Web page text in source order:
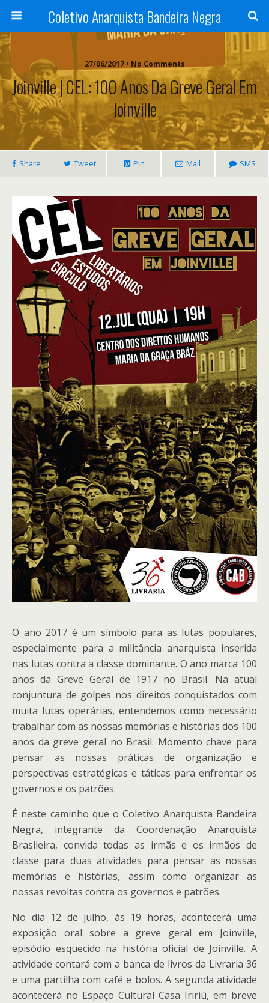
Coletivo Anarquista Bandeira Negra
27/06/2017 • No Comments
Joinville | CEL: 100 Anos Da Greve Geral Em
Joinville
Share Tweet Pin Mail SMS
O ano 2017 é um símbolo para as lutas populares,
especialmente para a militância anarquista inserida
nas lutas contra a classe dominante. O ano marca 100
anos da Greve Geral de 1917 no Brasil. Na atual
conjuntura de golpes nos direitos conquistados com
muita lutas operárias, entendemos como necessário
trabalhar com as nossas memórias e histórias dos 100
anos da greve geral no Brasil. Momento chave para
pensar as nossas práticas de organização e
perspectivas estratégicas e táticas para enfrentar os
governos e os patrões.
É neste caminho que o Coletivo Anarquista Bandeira
Negra, integrante da Coordenação Anarquista
Brasileira, convida todas as irmãs e os irmãos de
classe para duas atividades para pensar as nossas
memórias e histórias, assim como organizar as
nossas revoltas contra os governos e patrões.
No dia 12 de julho, às 19 horas, acontecerá uma
exposição oral sobre a greve geral em Joinville,
episódio esquecido na história oficial de Joinville. A
atividade contará com a banca de livros da Livraria 36
e uma partilha com café e bolos. A segunda atividade
acontecerá no Espaço Cultural Casa Iririú, em breve